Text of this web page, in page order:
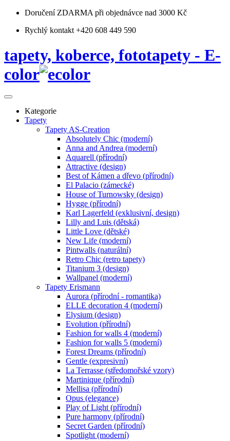
Doručení ZDARMA při objednávce nad 3000 Kč
Rychlý kontakt +420 608 449 590
tapety, koberce, fototapety - E-
color
Kategorie
Tapety
Tapety AS-Creation
Absolutely Chic (moderní)
Anna and Andrea (moderní)
Aquarell (přírodní)
Attractive (design)
Best of Kámen a dřevo (přírodní)
El Palacio (zámecké)
House of Turnowsky (design)
Hygge (přírodní)
Karl Lagerfeld (exklusivní, design)
Lilly and Luis (dětská)
Little Love (dětské)
New Life (moderní)
Pintwalls (naturální)
Retro Chic (retro tapety)
Titanium 3 (design)
Wallpanel (moderní)
Tapety Erismann
Aurora (přírodní - romantika)
ELLE decoration 4 (moderní)
Elysium (design)
Evolution (přírodní)
Fashion for walls 4 (moderní)
Fashion for walls 5 (moderní)
Forest Dreams (přírodní)
Gentle (expresivní)
La Terrasse (středomořské vzory)
Martinique (přírodní)
Mellisa (přírodní)
Opus (elegance)
Play of Light (přírodní)
Pure harmony (přírodní)
Secret Garden (přírodní)
Spotlight (moderní)